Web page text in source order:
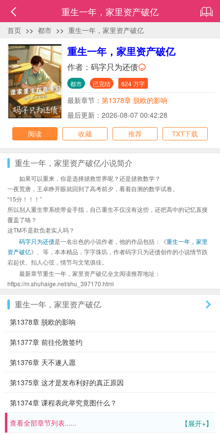
重生一年，家里资产破亿
首页 >> 都市 >> 重生一年，家里资产破亿
重生一年，家里资产破亿
作者： 码字只为还债
都市 已完结 624 万字
最新章节： 第1378章 脱欧的影响
最后更新：2026-08-07 00:42:28
阅读
收藏 推荐 TXT下载
重生一年，家里资产破亿小说简介
如果可以重来，你是选择拯救世界呢？还是拯救数学？
一夜荒唐，王卓睁开眼就回到了高考前夕，看着自测的数学试卷。
“15分！！！”
所以别人重生带系统带金手指，自己重生不仅没有这些，还把高中的记忆直接
覆盖了咯？
这TM不是欺负老实人吗？
码字只为还债是一名出色的小说作者，他的作品包括：《重生一年，家里
资产破亿》、等，本本精品，字字珠玑，作者码字只为还债创作的小说情节跌
宕起伏、扣人心弦，情节与文笔俱佳。
最新章节重生一年，家里资产破亿全文阅读推荐地址：
https://m.shuhaige.net/shu_397170.html
重生一年，家里资产破亿
第1378章 脱欧的影响
第1377章 前往伦敦签约
第1376章 天不遂人愿
第1375章 这才是发布利好的真正原因
第1374章 课程表此举究竟图什么？
【展开+】
查看全部章节列表......